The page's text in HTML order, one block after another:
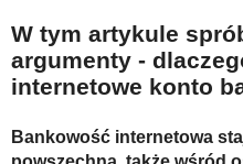
W tym artykule
argumenty -
internetowe konto
Bankowość internetowa